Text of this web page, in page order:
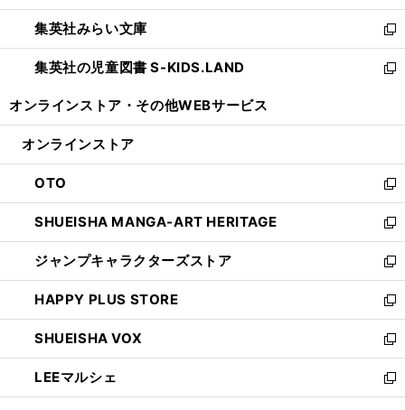
開
く
ウ
で
開
く
ン
ド
ウ
で
ウ
ィ
ン
ド
開
集英社みらい文庫
新
し
い
ン
ウ
で
開
く
集英社の児童図書 S-KIDS.LAND
新
ウ
ン
ド
ウ
で
開
く
オンラインストア・ その他WEBサービス
オンラインストア
OTO
新
し
い
ウ
ィ
ン
ド
ウ
で
開
く
SHUEISHA MANGA-ART HERITAGE
新
し
い
ウ
ィ
ン
ド
ウ
で
開
ジャンプキャラクターズストア
新
し
い
ウ
ィ
ン
ド
ウ
HAPPY PLUS STORE
新
し
い
ウ
ィ
ン
SHUEISHA VOX
新
し
い
ウ
LEEマルシェ
新
し